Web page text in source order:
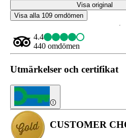
Visa original
Visa alla 109 omdömen
4.4
440 omdömen
Utmärkelser och certifikat
CUSTOMER